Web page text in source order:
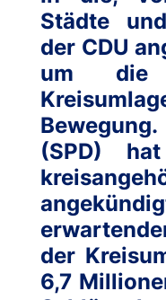
Städte
der CDU
um die
(SPD)
der
6,7